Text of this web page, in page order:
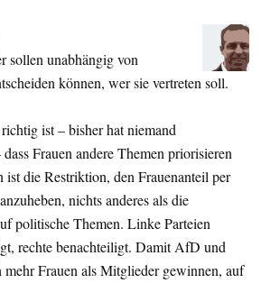
sollen unabhängig von
können, wer sie vertreten soll.
ist – bisher hat niemand
Frauen andere Themen priorisieren
ist die Restriktion, den Frauenanteil per
nichts anderes als die
politische Themen. Linke Parteien
rechte benachteiligt. Damit AfD und
Frauen als Mitglieder gewinnen, auf